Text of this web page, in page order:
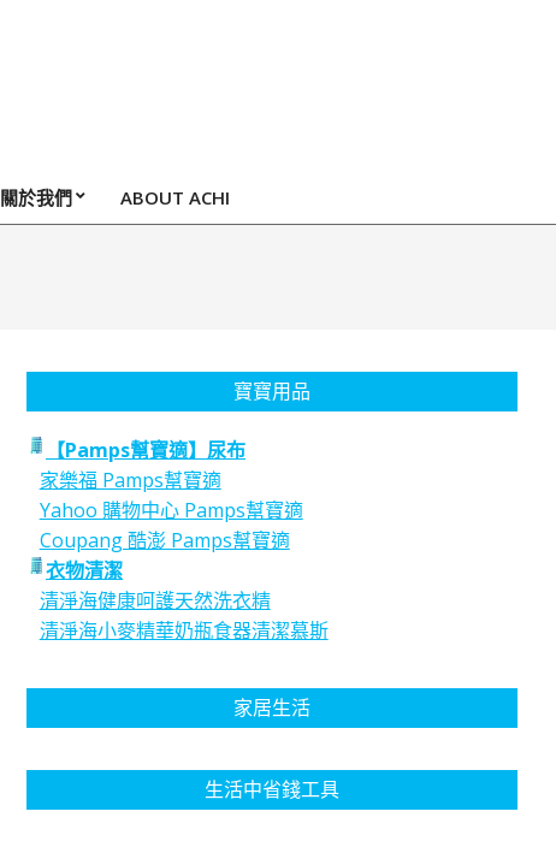
關於我們 ABOUT ACHI
寶寶用品
【Pamps幫寶適】尿布
家樂福 Pamps幫寶適
Yahoo 購物中心 Pamps幫寶適
Coupang 酷澎 Pamps幫寶適
衣物清潔
清淨海健康呵護天然洗衣精
清淨海小麥精華奶瓶食器清潔慕斯
家居生活
生活中省錢工具